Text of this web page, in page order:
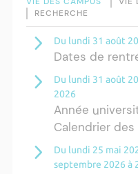
RECHERCHE
Du lundi 31 août
Dates de
Du lundi 31 août
2026
Année
Calendrier
Du lundi 25 mai
septembre 2026 à